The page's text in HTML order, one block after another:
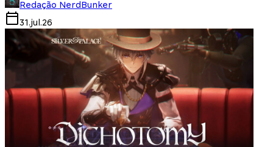
Redação NerdBunker
31.jul.26